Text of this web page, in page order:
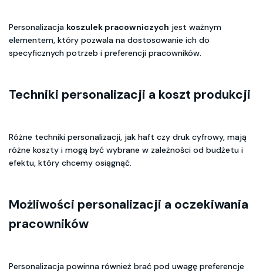
Personalizacja koszulek pracowniczych jest ważnym
elementem, który pozwala na dostosowanie ich do
specyficznych potrzeb i preferencji pracowników.
Techniki personalizacji a koszt produkcji
Różne techniki personalizacji, jak haft czy druk cyfrowy, mają
różne koszty i mogą być wybrane w zależności od budżetu i
efektu, który chcemy osiągnąć.
Możliwości personalizacji a oczekiwania
pracowników
Personalizacja powinna również brać pod uwagę preferencje